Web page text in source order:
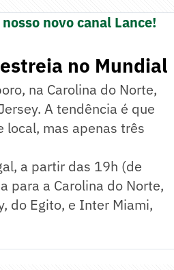
novo canal Lance!
no Mundial
na Carolina do Norte,
A tendência é que
local, mas apenas três
a partir das 19h (de
para a Carolina do Norte,
do Egito, e Inter Miami,